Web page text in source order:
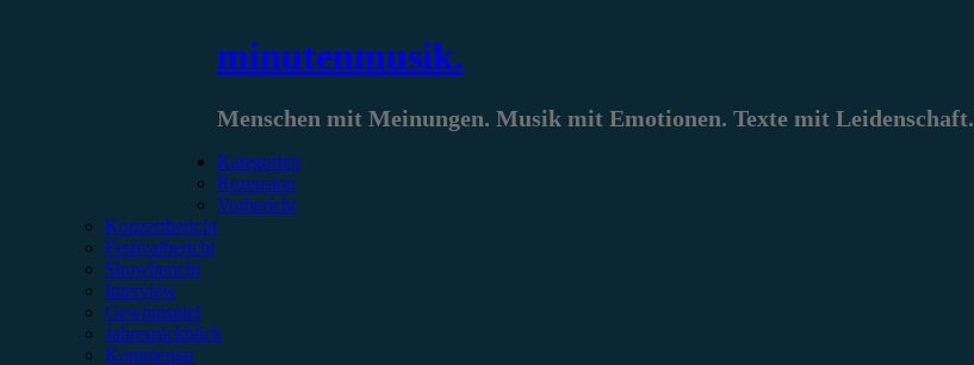
minutenmusik.
Menschen mit Meinungen. Musik mit Emotionen. Texte mit Leidenschaft.
Kategorien
Rezension
Vorbericht
Konzertbericht
Festivalbericht
Showbericht
Interview
Gewinnspiel
Jahresrückblick
Kommentar